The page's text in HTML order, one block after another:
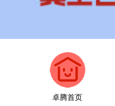
卓腾首页